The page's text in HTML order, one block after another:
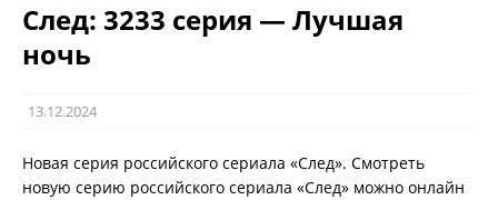
След: 3233 серия — Лучшая
ночь
13.12.2024
Новая серия российского сериала «След». Смотреть
новую серию российского сериала «След» можно онлайн